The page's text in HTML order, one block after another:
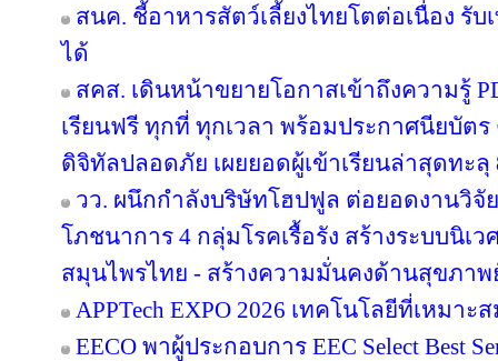
สนค. ชี้อาหารสัตว์เลี้ยงไทยโตต่อเนื่อง รั
ได้
สคส. เดินหน้าขยายโอกาสเข้าถึงความรู้
เรียนฟรี ทุกที่ ทุกเวลา พร้อมประกาศนียบั
ดิจิทัลปลอดภัย เผยยอดผู้เข้าเรียนล่าสุดทะ
วว. ผนึกกำลังบริษัทโฮปฟูล ต่อยอดงานวิ
โภชนาการ 4 กลุ่มโรคเรื้อรัง สร้างระบบนิเ
สมุนไพรไทย - สร้างความมั่นคงด้านสุขภาพ
APPTech EXPO 2026 เทคโนโลยีที่เหมา
EECO พาผู้ประกอบการ EEC Select Best